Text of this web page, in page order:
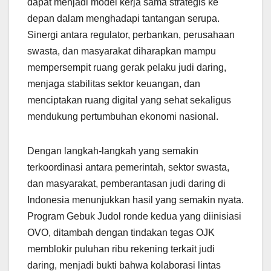
dapat menjadi model kerja sama strategis ke
depan dalam menghadapi tantangan serupa.
Sinergi antara regulator, perbankan, perusahaan
swasta, dan masyarakat diharapkan mampu
mempersempit ruang gerak pelaku judi daring,
menjaga stabilitas sektor keuangan, dan
menciptakan ruang digital yang sehat sekaligus
mendukung pertumbuhan ekonomi nasional.
Dengan langkah-langkah yang semakin
terkoordinasi antara pemerintah, sektor swasta,
dan masyarakat, pemberantasan judi daring di
Indonesia menunjukkan hasil yang semakin nyata.
Program Gebuk Judol ronde kedua yang diinisiasi
OVO, ditambah dengan tindakan tegas OJK
memblokir puluhan ribu rekening terkait judi
daring, menjadi bukti bahwa kolaborasi lintas